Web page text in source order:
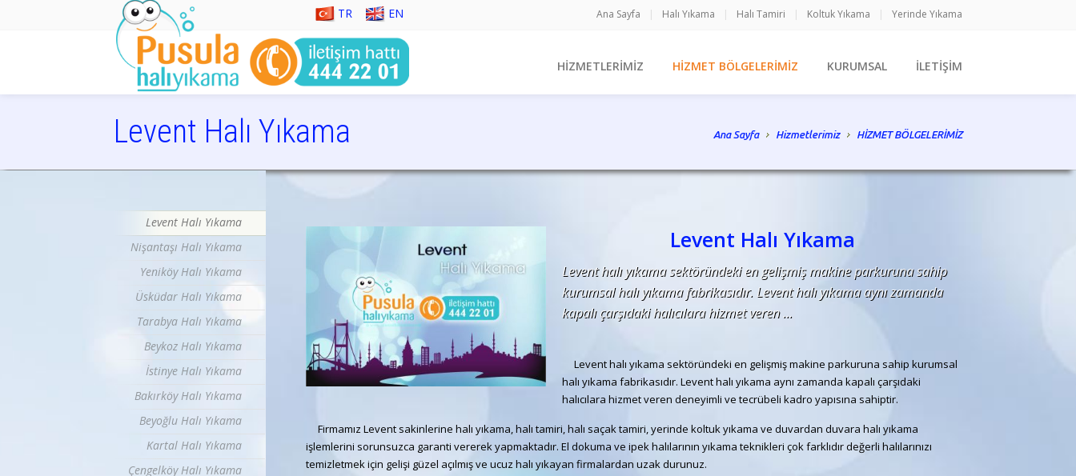
TR EN Ana Sayfa | Halı Yıkama | Halı Tamiri | Koltuk Yıkama | Yerinde Yıkama
HİZMETLERİMİZ HİZMET BÖLGELERİMİZ KURUMSAL İLETİŞİM
Ana Sayfa Hizmetlerimiz HİZMET BÖLGELERİMİZ
Levent Halı Yıkama
Levent Halı Yıkama
Nişantaşı Halı Yıkama
Yeniköy Halı Yıkama
Üsküdar Halı Yıkama
Tarabya Halı Yıkama
Beykoz Halı Yıkama
İstinye Halı Yıkama
Bakırköy Halı Yıkama
Beyoğlu Halı Yıkama
Kartal Halı Yıkama
Çengelköy Halı Yıkama
Levent Halı Yıkama
Levent halı yıkama sektöründeki en gelişmiş makine parkuruna sahip
kurumsal halı yıkama fabrikasıdır. Levent halı yıkama aynı zamanda
kapalı çarşıdaki halıcılara hizmet veren ...
Levent halı yıkama sektöründeki en gelişmiş makine parkuruna sahip kurumsal
halı yıkama fabrikasıdır. Levent halı yıkama aynı zamanda kapalı çarşıdaki
halıcılara hizmet veren deneyimli ve tecrübeli kadro yapısına sahiptir.
Firmamız Levent sakinlerine halı yıkama, halı tamiri, halı saçak tamiri, yerinde koltuk yıkama ve duvardan duvara halı yıkama
işlemlerini sorunsuzca garanti vererek yapmaktadır. El dokuma ve ipek halılarının yıkama teknikleri çok farklıdır değerli halılarınızı
temizletmek için gelişi güzel açılmış ve ucuz halı yıkayan firmalardan uzak durunuz.